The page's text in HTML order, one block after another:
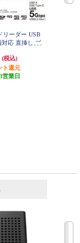
リーダー USB
対応 直挿し ブ
(税込)
ト還元
3営業日